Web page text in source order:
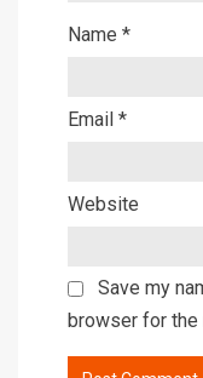
Name *
Email *
Website
Save my
browser for the